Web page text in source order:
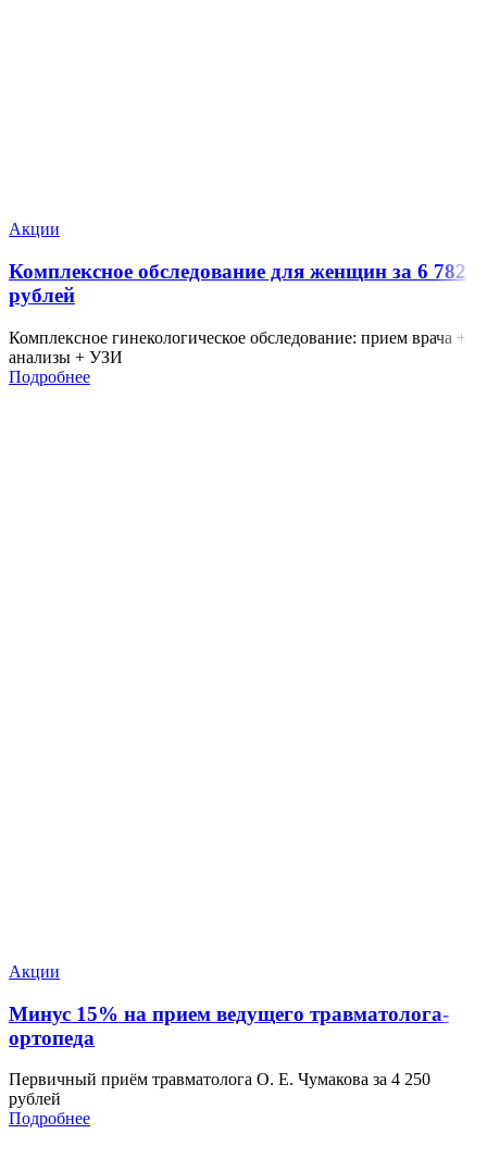
Акции
Комплексное обследование для женщин за 6 782
рублей
Комплексное гинекологическое обследование: прием врача +
анализы + УЗИ
Подробнее
Акции
Минус 15% на прием ведущего травматолога-
ортопеда
Первичный приём травматолога О. Е. Чумакова за 4 250
рублей
Подробнее